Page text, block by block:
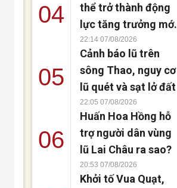
04
thể trở thành động
lực tăng trưởng mới
của Việt Nam
22:14 07/08/2026
05
Cảnh báo lũ trên
sông Thao, nguy cơ
lũ quét và sạt lở đất
22:05 07/08/2026
06
Huấn Hoa Hồng hỗ
trợ người dân vùng
lũ Lai Châu ra sao?
20:53 07/08/2026
Khởi tố Vua Quạt,